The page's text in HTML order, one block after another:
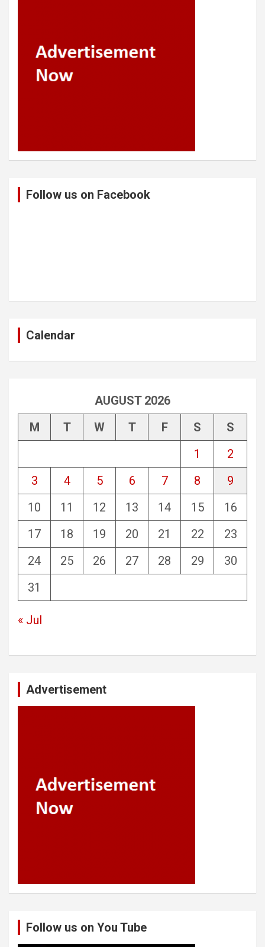
Follow us on Facebook
Calendar
AUGUST 2026
M
T W T F S
S
1
2
3
4 5 6 7 8
9
10
11 12 13 14 15
16
17
18 19 20 21 22
23
24
25 26 27 28 29
30
31
« Jul
Advertisement
Follow us on You Tube